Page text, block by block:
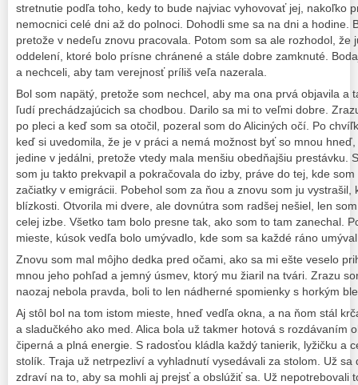
stretnutie podľa toho, kedy to bude najviac vyhovovať jej, nakoľko
nemocnici celé dni až do polnoci. Dohodli sme sa na dni a hodine.
pretože v nedeľu znovu pracovala. Potom som sa ale rozhodol, že
oddelení, ktoré bolo prísne chránené a stále dobre zamknuté.
a nechceli, aby tam verejnosť príliš veľa nazerala.
Bol som napätý, pretože som nechcel, aby ma ona prvá objavila a
ľudí prechádzajúcich sa chodbou. Darilo sa mi to veľmi dobre.
po pleci a keď som sa otočil, pozeral som do Aliciných očí. Po
keď si uvedomila, že je v práci a nemá možnost byť so mnou
jedine v jedálni, pretože vtedy mala menšiu obedňajšiu prestávku.
som ju takto prekvapil a pokračovala do izby, práve do tej, kde
začiatky v emigrácii. Pobehol som za ňou a znovu som ju
blízkosti. Otvorila mi dvere, ale dovnútra som radšej nešiel, len
celej izbe. Všetko tam bolo presne tak, ako som to tam zanechal.
mieste, kúsok vedľa bolo umývadlo, kde som sa každé ráno
Znovu som mal môjho dedka pred očami, ako sa mi ešte veselo
mnou jeho pohľad a jemný úsmev, ktorý mu žiaril na tvári. Zrazu
naozaj nebola pravda, boli to len nádherné spomienky s horkým
Aj stôl bol na tom istom mieste, hneď vedľa okna, a na ňom stál
a sladučkého ako med. Alica bola už takmer hotová s rozdávaním
čiperná a plná energie. S radosťou kládla každý tanierik, lyžičku a
stolík. Traja už netrpezliví a vyhladnutí vysedávali za stolom. Už
zdraví na to, aby sa mohli aj prejsť a obslúžiť sa. Už nepotrebovali